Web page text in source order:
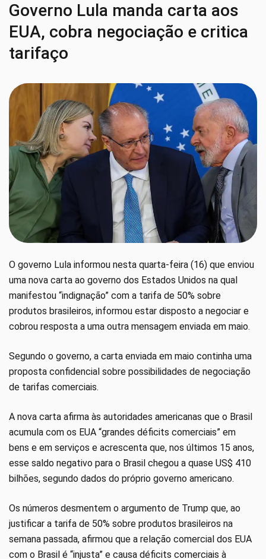
Governo Lula manda carta aos
EUA, cobra negociação e critica
tarifaço
O governo Lula informou nesta quarta-feira (16) que enviou
uma nova carta ao governo dos Estados Unidos na qual
manifestou “indignação” com a tarifa de 50% sobre
produtos brasileiros, informou estar disposto a negociar e
cobrou resposta a uma outra mensagem enviada em maio.
Segundo o governo, a carta enviada em maio continha uma
proposta confidencial sobre possibilidades de negociação
de tarifas comerciais.
A nova carta afirma às autoridades americanas que o Brasil
acumula com os EUA “grandes déficits comerciais” em
bens e em serviços e acrescenta que, nos últimos 15 anos,
esse saldo negativo para o Brasil chegou a quase US$ 410
bilhões, segundo dados do próprio governo americano.
Os números desmentem o argumento de Trump que, ao
justificar a tarifa de 50% sobre produtos brasileiros na
semana passada, afirmou que a relação comercial dos EUA
com o Brasil é “injusta” e causa déficits comerciais à